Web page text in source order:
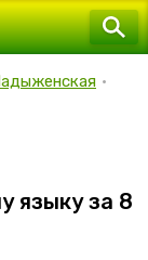
•
языку за 8